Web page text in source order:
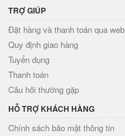
TRỢ GIÚP
Đặt hàng và thanh toán qua web
Quy định giao hàng
Tuyển dụng
Thanh toán
Câu hỏi thường gặp
HỖ TRỢ KHÁCH HÀNG
Chính sách bảo mật thông tin